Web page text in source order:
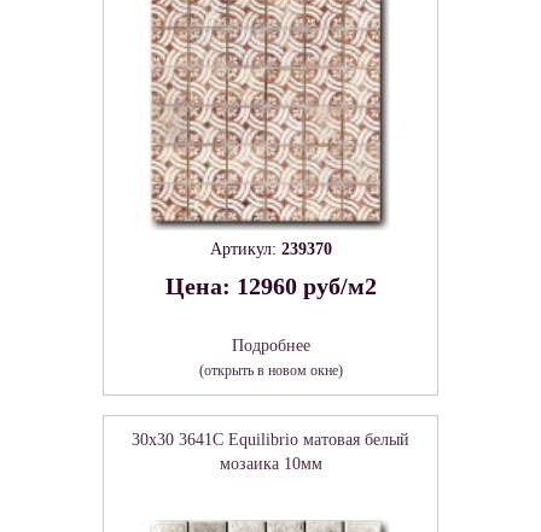
Артикул: 239370
Цена: 12960 руб/м2
Подробнее
(открыть в новом окне)
30x30 3641C Equilibrio матовая белый
мозаика 10мм